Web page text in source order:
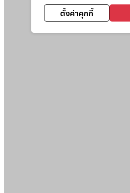
ตั้งค่าคุกกี้